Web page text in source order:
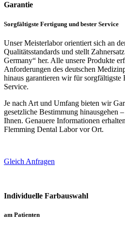
Garantie
Sorgfältigste Fertigung und bester Service
Unser Meisterlabor orientiert sich an
Qualitätsstandards und stellt
Germany“ her. Alle unsere Produkte
Anforderungen des deutschen
hinaus garantieren wir für sorgfältigste
Service.
Je nach Art und Umfang bieten wir
gesetzliche Bestimmung hinausgehen
Ihnen. Genauere Informationen
Flemming Dental Labor vor Ort.
Gleich Anfragen
Individuelle Farbauswahl
am Patienten